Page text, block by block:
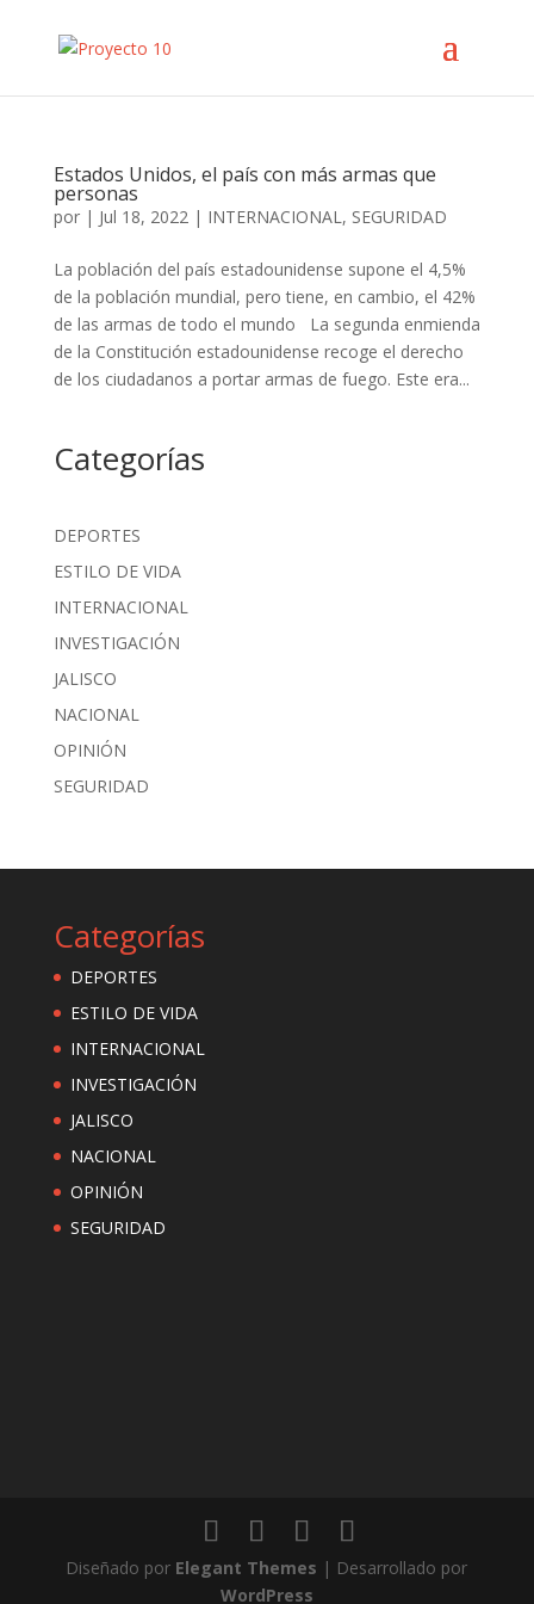
Estados Unidos, el país con más armas que
personas
por | Jul 18, 2022| INTERNACIONAL, SEGURIDAD
La población del país estadounidense supone el 4,5%
de la población mundial, pero tiene, en cambio, el 42%
de las armas de todo el mundo La segunda enmienda
de la Constitución estadounidense recoge el derecho
de los ciudadanos a portar armas de fuego. Este era...
Categorías
DEPORTES
ESTILO DE VIDA
INTERNACIONAL
INVESTIGACIÓN
JALISCO
NACIONAL
OPINIÓN
SEGURIDAD
Categorías
DEPORTES
ESTILO DE VIDA
INTERNACIONAL
INVESTIGACIÓN
JALISCO
NACIONAL
OPINIÓN
SEGURIDAD
Diseñado por Elegant Themes | Desarrollado por
WordPress